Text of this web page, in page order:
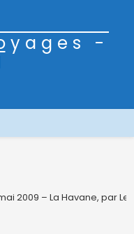
-
2009 – La Havane, par